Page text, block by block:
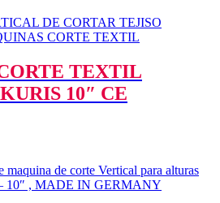
CORTE TEXTIL
TEXTIL
10″ CE
maquina de corte Vertical para alturas
10″ , MADE IN GERMANY